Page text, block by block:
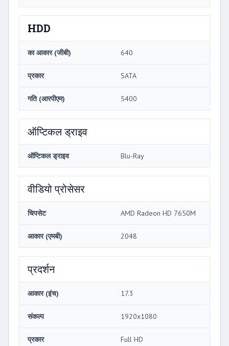
HDD
का आकार (जीबी) 640
प्रकार SATA
गति (आरपीएम) 5400
ऑप्टिकल ड्राइव
ऑप्टिकल ड्राइव Blu-Ray
वीडियो प्रोसेसर
चिपसेट AMD Radeon HD 7650M
आकार (एमबी) 2048
प्रदर्शन
आकार (इंच) 17.3
संकल्प 1920x1080
प्रकार Full HD